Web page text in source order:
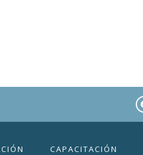
CAPACITACIÓN
IAP